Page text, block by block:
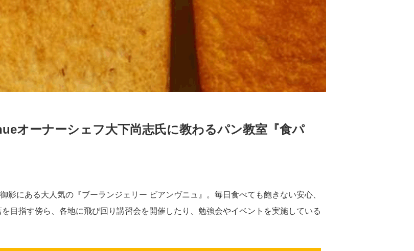
オーナーシェフ大下尚志氏に教わるパン教室『食パ
影にある大人気の『ブーランジェリー ビアンヴニュ』。毎日食べても飽きない安心、
目指す傍ら、各地に飛び回り講習会を開催したり、勉強会やイベントを実施している